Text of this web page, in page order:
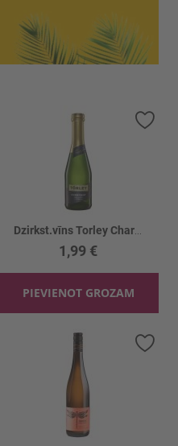
Pievienot vēlmju sarakstam
1,99 €
PIEVIENOT GROZAM